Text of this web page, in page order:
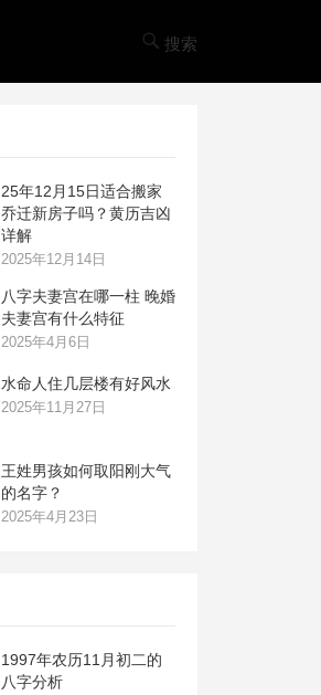
搜索
25年12月15日适合搬家
乔迁新房子吗？黄历吉凶
详解
2025年12月14日
八字夫妻宫在哪一柱 晚婚
夫妻宫有什么特征
2025年4月6日
水命人住几层楼有好风水
2025年11月27日
王姓男孩如何取阳刚大气
的名字？
2025年4月23日
1997年农历11月初二的
八字分析